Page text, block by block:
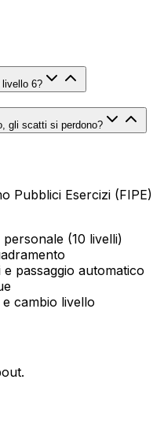
6?
gli scatti si perdono?
Pubblici Esercizi (FIPE)
(10 livelli)
passaggio automatico
cambio livello